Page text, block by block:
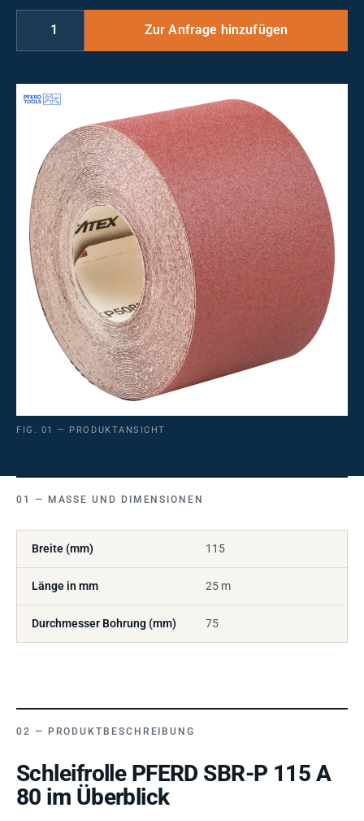
FIG. 01 — PRODUKTANSICHT
MASSE UND DIMENSIONEN
Breite (mm) 115
Länge in mm 25 m
Durchmesser Bohrung (mm) 75
PRODUKTBESCHREIBUNG
Schleifrolle PFERD SBR-P 115 A
80 im Überblick